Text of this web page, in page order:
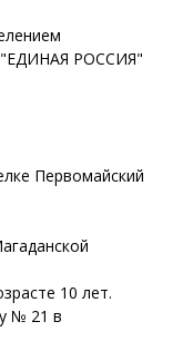
"ЕДИНАЯ РОССИЯ"
Первомайский
10 лет.
№ 21 в